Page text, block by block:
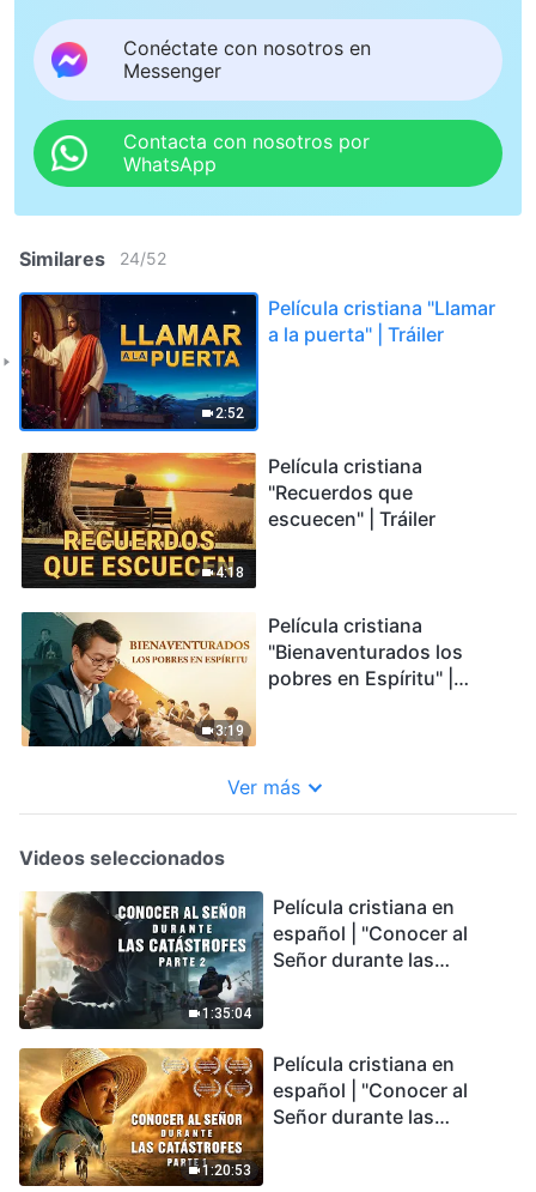
Conéctate con nosotros en
Messenger
Contacta con nosotros por
WhatsApp
Similares 24/52
2:52
Película cristiana "Llamar
a la puerta" | Tráiler
4:18
Película cristiana
"Recuerdos que
escuecen" | Tráiler
3:19
Película cristiana
"Bienaventurados los
pobres en Espíritu" |
Ver más
Videos seleccionados
1:35:04
Película cristiana en
español | "Conocer al
Señor durante las
podemos sobrevivir?
1:20:53
Película cristiana en
español | "Conocer al
Señor durante las